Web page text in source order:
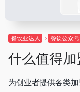
餐饮业达人 餐饮公众号
什么值得加
为创业者提供各类